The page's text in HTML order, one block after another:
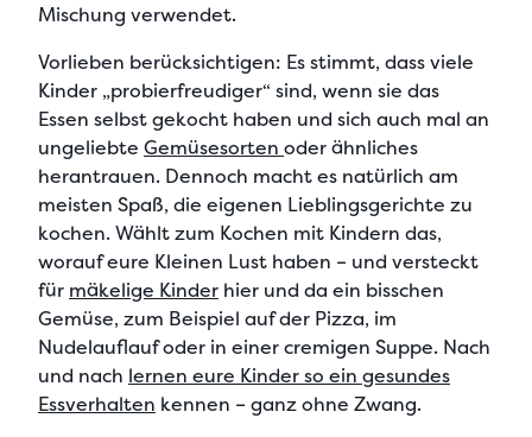
Mischung verwendet.
Vorlieben berücksichtigen: Es stimmt, dass viele
Kinder „probierfreudiger“ sind, wenn sie das
Essen selbst gekocht haben und sich auch mal an
ungeliebte Gemüsesorten oder ähnliches
herantrauen. Dennoch macht es natürlich am
meisten Spaß, die eigenen Lieblingsgerichte zu
kochen. Wählt zum Kochen mit Kindern das,
worauf eure Kleinen Lust haben – und versteckt
für mäkelige Kinder hier und da ein bisschen
Gemüse, zum Beispiel auf der Pizza, im
Nudelauflauf oder in einer cremigen Suppe. Nach
und nach lernen eure Kinder so ein gesundes
Essverhalten kennen – ganz ohne Zwang.